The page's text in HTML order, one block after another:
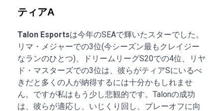
ティアA
Talon Esportsは今年のSEAで輝いたスターでした。
リマ・メジャーでの3位(今シーズン最もクレイジー
なランのひとつ)、ドリームリーグS20での4位、リヤ
ド・マスターズでの3位は、彼らがティアSにいるべ
きだと多くの人が納得するには十分かもしれませ
ん。ですが私はもう少し悲観的です。Talonの成功
は、彼らが適応し、いじくり回し、プレーオフに向